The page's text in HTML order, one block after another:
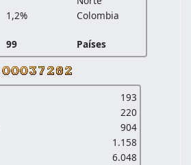
1,2%
Colombia
99 Países
193
220
904
1.158
6.048